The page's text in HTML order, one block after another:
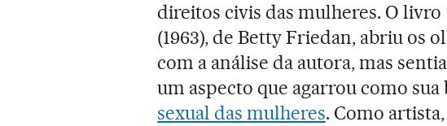
direitos civis das mulheres. O livro
(1963), de Betty Friedan, abriu os
com a análise da autora, mas
um aspecto que agarrou como
sexual das mulheres. Como